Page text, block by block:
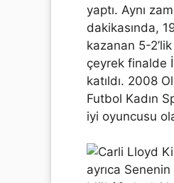
yaptı. Aynı
dakikasında,
kazanan 5-
çeyrek finalde
katıldı. 2008
Futbol Kadın
iyi oyuncusu
ayrıca